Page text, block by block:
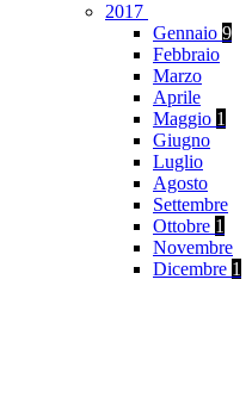
2017
Gennaio 9
Febbraio
Marzo
Aprile
Maggio 1
Giugno
Luglio
Agosto
Settembre
Ottobre 1
Novembre
Dicembre 1